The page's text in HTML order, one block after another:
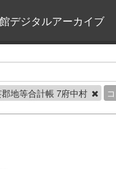
デジタルアーカイブ
地等合計帳 7府中村